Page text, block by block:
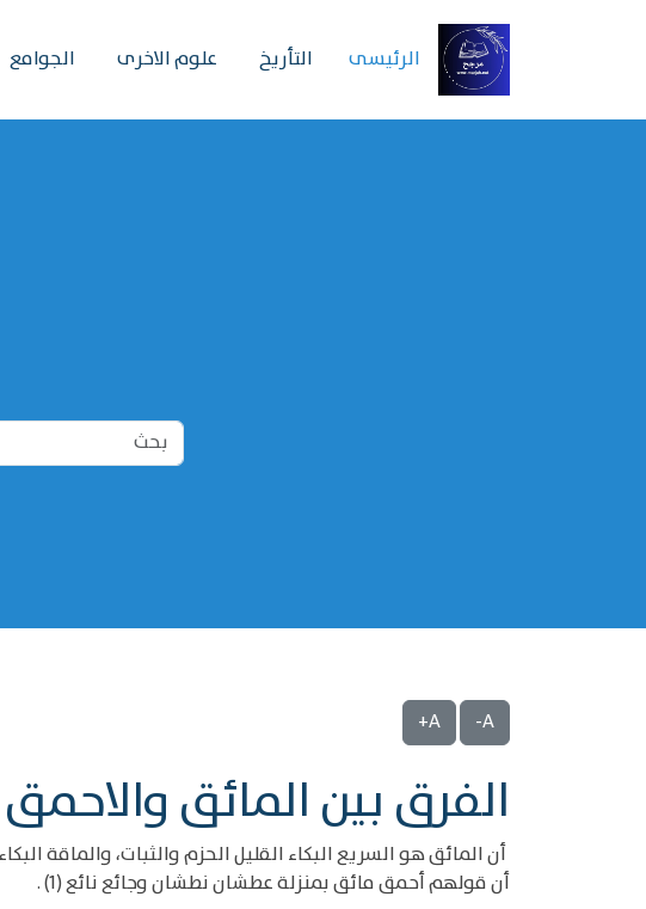
الرئیسی التأريخ علوم الاخرى الجوامع
A-
A+
الفرق بين المائق والاحمق
أن المائق هو السريع البكاء القليل الحزم والثبات،
أن قولهم أحمق مائق بمنزلة عطشان نطشان وجائع نائع (1) .